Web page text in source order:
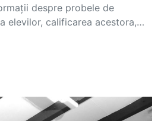
despre probele de
elevilor, calificarea acestora,…